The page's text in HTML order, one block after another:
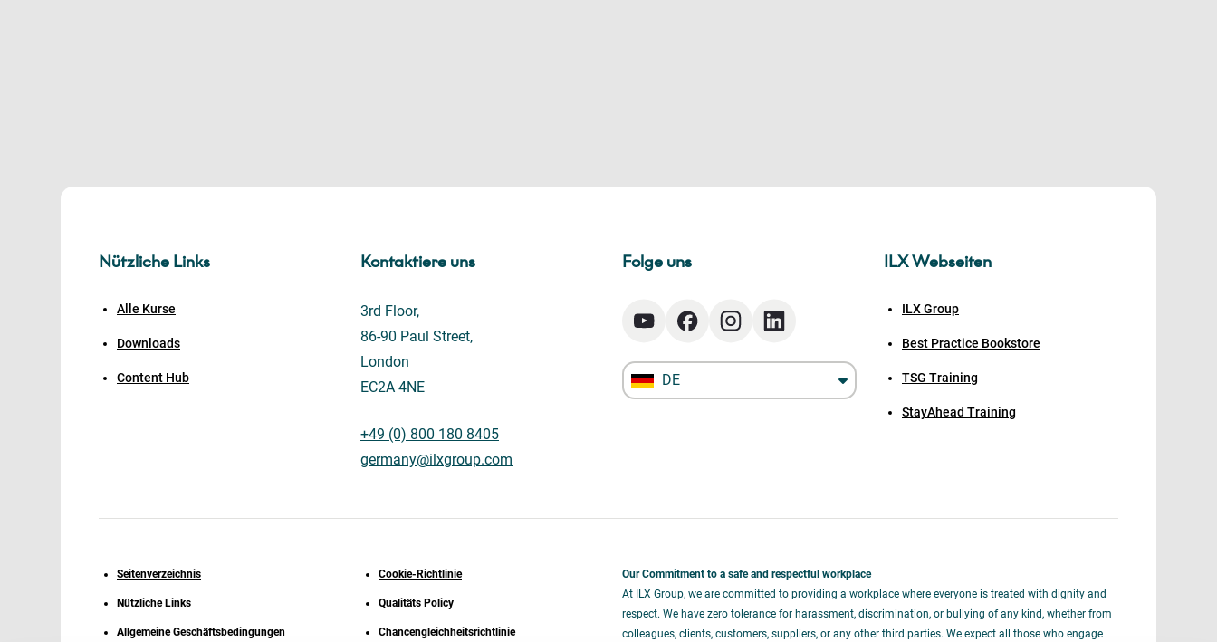
Nützliche Links
Alle Kurse
Downloads
Content Hub
Kontaktiere uns
3rd Floor,
86-90 Paul Street,
London
EC2A 4NE
+49 (0) 800 180 8405
germany@ilxgroup.com
Folge uns
DE
ILX Webseiten
ILX Group
Best Practice Bookstore
TSG Training
StayAhead Training
Seitenverzeichnis
Nützliche Links
Allgemeine Geschäftsbedingungen
Cookie-Richtlinie
Qualitäts Policy
Chancengleichheitsrichtlinie
Our Commitment to a safe and respectful workplace
At ILX Group, we are committed to providing a workplace where everyone is treated with dignity and
respect. We have zero tolerance for harassment, discrimination, or bullying of any kind, whether from
colleagues, clients, customers, suppliers, or any other third parties. We expect all those who engage